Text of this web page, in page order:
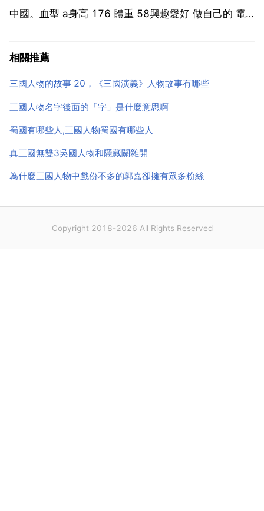
中國。血型 a身高 176 體重 58興趣愛好 做自己的 電
演員 歌手。畢業院校 大學 景文科技大學 視覺傳達設
相關推薦
三國人物的故事 20，《三國演義》人物故事有哪些
三國人物名字後面的「字」是什麼意思啊
蜀國有哪些人,三國人物蜀國有哪些人
真三國無雙3吳國人物和隱藏關雜開
為什麼三國人物中戲份不多的郭嘉卻擁有眾多粉絲
Copyright 2018-2026 All Rights Reserved